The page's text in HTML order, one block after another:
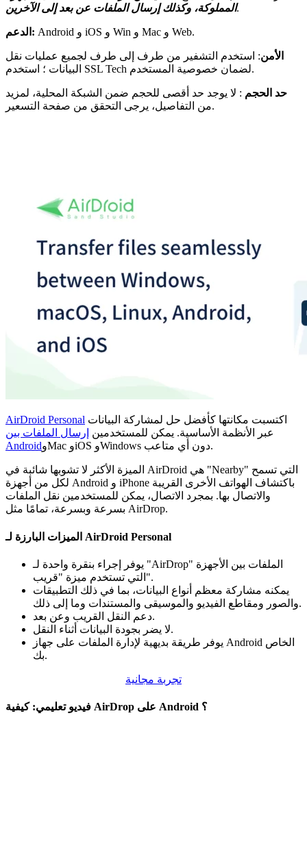
المملوكة، وكذلك إرسال الملفات عن بعد إلى الآخرين.
الدعم: Android و iOS و Win و Mac و Web.
الأمن: استخدم التشفير من طرف إلى طرف لجميع عمليات نقل
البيانات ؛ استخدم SSL Tech لضمان خصوصية المستخدم.
حد الحجم : لا يوجد حد أقصى للحجم ضمن الشبكة المحلية، لمزيد
من التفاصيل، يرجى التحقق من صفحة التسعير.
AirDroid Personal
عبر الأنظمة الأساسية. يمكن للمستخدمين إرسال الملفات بين
Android
وMac وiOS وWindows دون أي متاعب.
الميزة الأكثر لا تشوبها شائبة في AirDroid هي "Nearby" التي تسمح
لكل من أجهزة Android و iPhone باكتشاف الهواتف الأخرى القريبة
والاتصال بها. بمجرد الاتصال، يمكن للمستخدمين نقل الملفات
بسرعة وبسرعة، تمامًا مثل AirDrop.
الميزات البارزة لـ AirDroid Personal
يوفر إجراء بنقرة واحدة لـ "AirDrop" الملفات بين الأجهزة
التي تستخدم ميزة "قريب".
يمكنه مشاركة معظم أنواع البيانات، بما في ذلك التطبيقات
والصور ومقاطع الفيديو والموسيقى والمستندات وما إلى ذلك.
دعم النقل القريب وعن بعد.
لا يضر بجودة البيانات أثناء النقل.
يوفر طريقة بديهية لإدارة الملفات على جهاز Android الخاص
بك.
تجربة مجانية
فيديو تعليمي: كيفية AirDrop على Android ؟